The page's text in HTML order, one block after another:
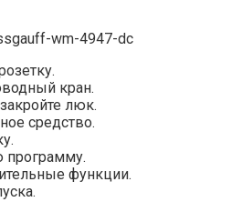
кран.
люк.
средство.
функции.